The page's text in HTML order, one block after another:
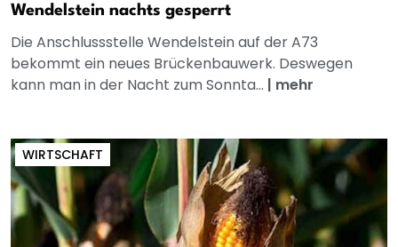
Wendelstein nachts gesperrt
Die Anschlussstelle Wendelstein auf der A73
bekommt ein neues Brückenbauwerk. Deswegen
kann man in der Nacht zum Sonnta... | mehr
WIRTSCHAFT